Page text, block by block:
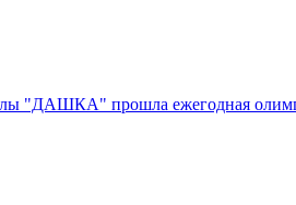
"ДАШКА" прошла ежегодная